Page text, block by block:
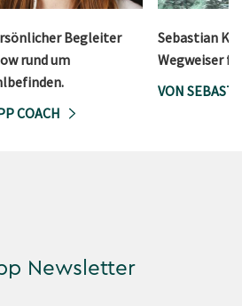
Begleiter
rund um
COACH
Sebastian
Wegweiser
VON
Newsletter